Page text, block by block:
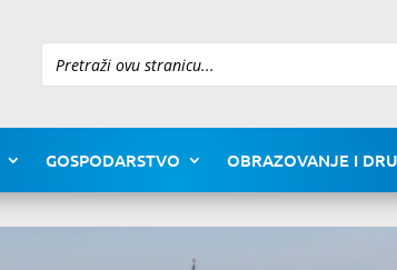
Pretraži
GOSPODARSTVO OBRAZOVANJE I